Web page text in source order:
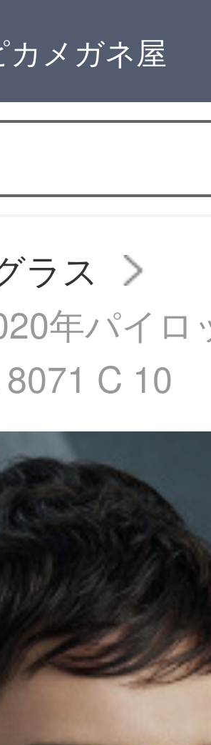
カメガネ屋
ラス
年パイロ
C 10